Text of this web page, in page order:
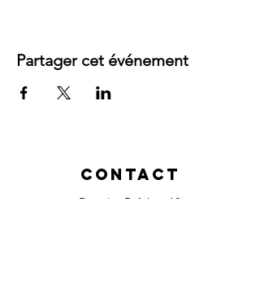
Partager cet événement
Contact
Rue des Baîches 18